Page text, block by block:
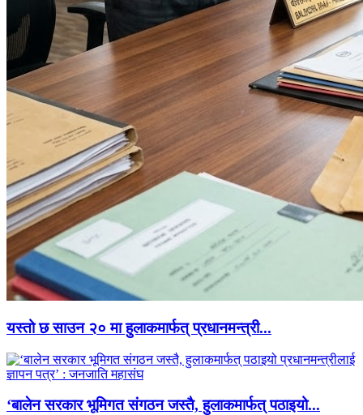
यस्तो छ साउन २० मा हुलाकमार्फत् प्रधानमन्त्री...
‘बालेन सरकार भूमिगत संगठन जस्तै, हुलाकमार्फत् पठाइयो...